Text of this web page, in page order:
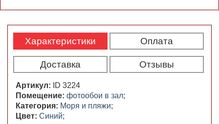
Характеристики Оплата
Доставка Отзывы
Артикул:
ID 3224
Помещение: фотообои в зал;
Категория: Моря и пляжи;
Цвет: Синий;